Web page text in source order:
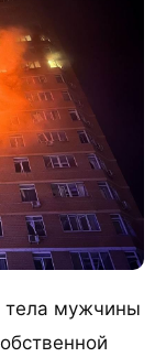
тела мужчины